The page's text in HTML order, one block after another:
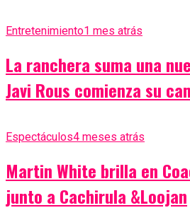
Entretenimiento1 mes atrás
La ranchera suma una
Javi Rous comienza su
Espectáculos4 meses atrás
Martin White brilla en
junto a Cachirula &Loojan